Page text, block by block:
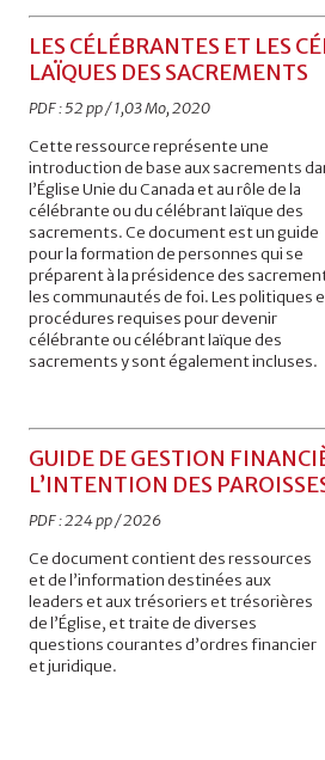
LES CÉLÉBRANTES ET LES
LAÏQUES DES SACREMENTS
PDF : 52 pp / 1,03 Mo, 2020
Cette ressource représente une
introduction de base aux sacrements
l’Église Unie du Canada et au rôle de la
célébrante ou du célébrant laïque des
sacrements. Ce document est un guide
pour la formation de personnes qui se
préparent à la présidence des
les communautés de foi. Les politiques
procédures requises pour devenir
célébrante ou célébrant laïque des
sacrements y sont également incluses.
GUIDE DE GESTION
L’INTENTION DES
PDF : 224 pp / 2026
Ce document contient des ressources
et de l’information destinées aux
leaders et aux trésoriers et trésorières
de l’Église, et traite de diverses
questions courantes d’ordres financier
et juridique.